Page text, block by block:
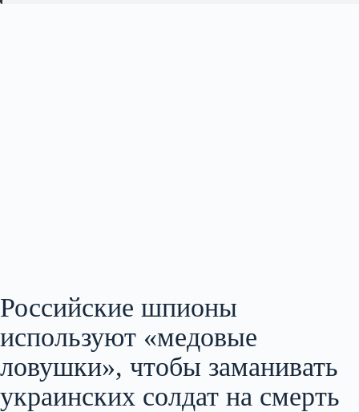
Российские шпионы
используют «медовые
ловушки», чтобы заманивать
украинских солдат на смерть